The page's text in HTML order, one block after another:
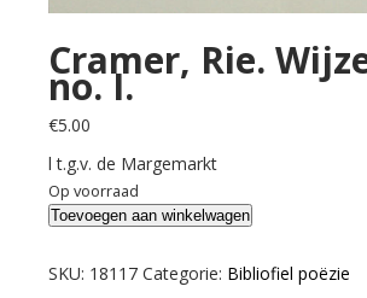
Cramer, Rie.
no. I.
€5.00
l t.g.v. de Margemarkt
Op voorraad
Cramer,
Wijze
Toevoegen aan winkelwagen
SKU: 18117 Categorie: Bibliofiel poëzie